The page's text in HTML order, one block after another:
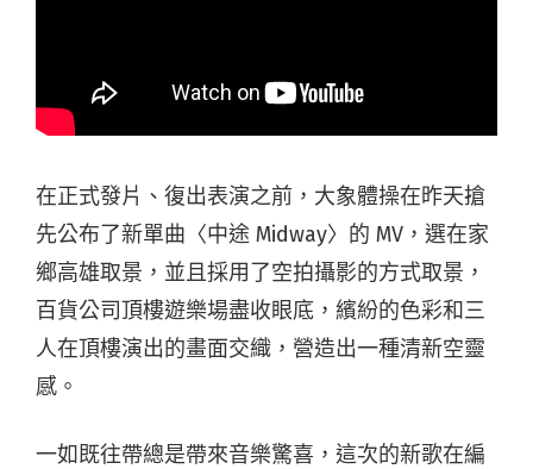
在正式發片、復出表演之前，大象體操在昨天搶
先公布了新單曲〈中途 Midway〉的 MV，選在家
鄉高雄取景，並且採用了空拍攝影的方式取景，
百貨公司頂樓遊樂場盡收眼底，繽紛的色彩和三
人在頂樓演出的畫面交織，營造出一種清新空靈
感。
一如既往帶總是帶來音樂驚喜，這次的新歌在編